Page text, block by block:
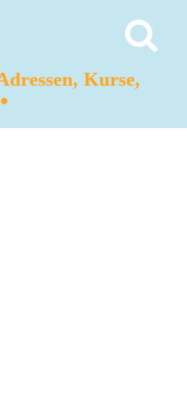
Kurse,
•